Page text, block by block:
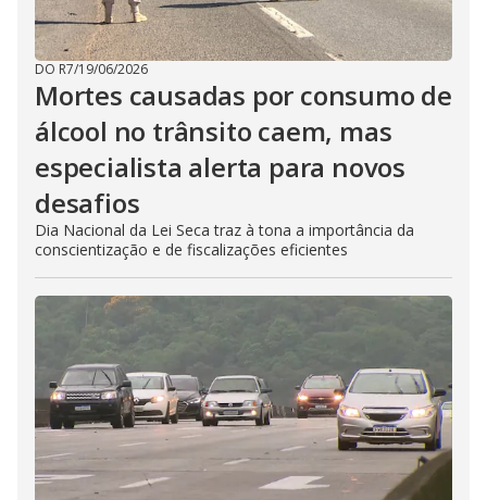
DO R7/19/06/2026
Mortes causadas por consumo de
álcool no trânsito caem, mas
especialista alerta para novos
desafios
Dia Nacional da Lei Seca traz à tona a importância da
conscientização e de fiscalizações eficientes